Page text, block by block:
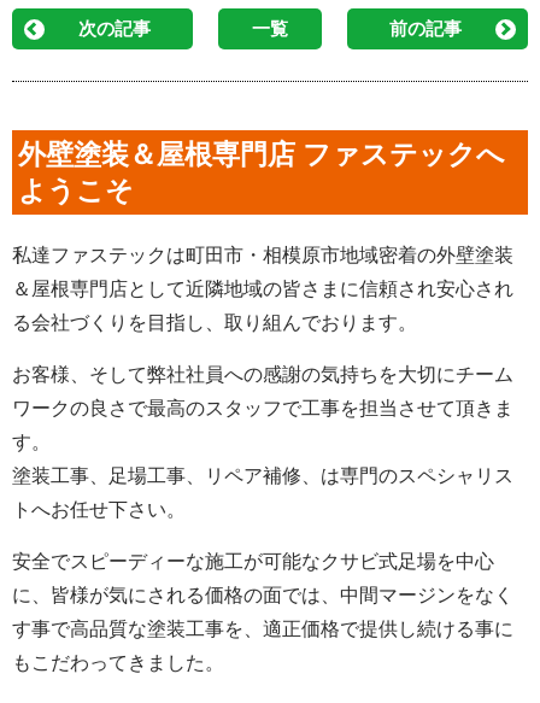
次の記事 一覧 前の記事
外壁塗装＆屋根専門店 ファステックへ
ようこそ
私達ファステックは町田市・相模原市地域密着の外壁塗装
＆屋根専門店として近隣地域の皆さまに信頼され安心され
る会社づくりを目指し、取り組んでおります。
お客様、そして弊社社員への感謝の気持ちを大切にチーム
ワークの良さで最高のスタッフで工事を担当させて頂きま
す。
塗装工事、足場工事、リペア補修、は専門のスペシャリス
トへお任せ下さい。
安全でスピーディーな施工が可能なクサビ式足場を中心
に、皆様が気にされる価格の面では、中間マージンをなく
す事で高品質な塗装工事を、適正価格で提供し続ける事に
もこだわってきました。